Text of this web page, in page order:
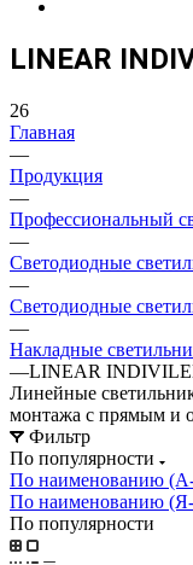
LINEAR
26
Главная
—
Продукция
—
Профессиональный
—
Светодиодные
—
Светодиодные
—
Накладные
—LINEAR
Линейные
монтажа с прямым и
Фильтр
По популярности
По наименованию
По наименованию
По популярности